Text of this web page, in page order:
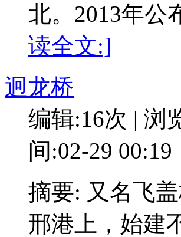
北。2013年公
读全文:]
迥龙桥
编辑:16次 | 浏
间:02-29 00:19
摘要: 又名飞
邢港上，始建